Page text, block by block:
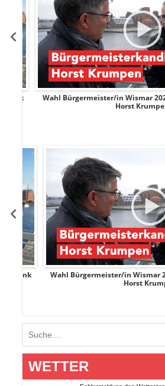
Wahl Bürgermeister/in Wismar
Horst Krumpen
Wahl Bürgermeister/in Wismar
Horst Krumpen
Suchen
WETTER